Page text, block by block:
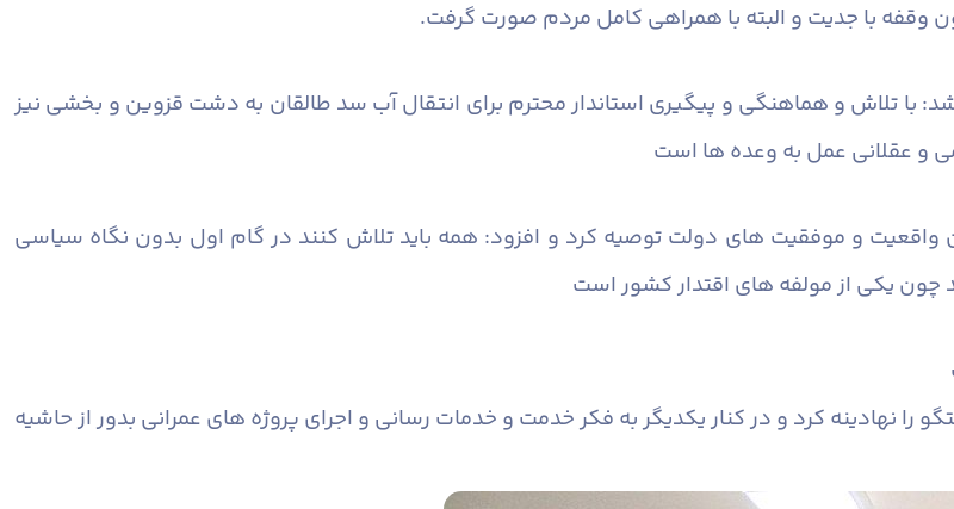
وقفه با جدیت و البته با همراهی کامل مردم صورت گرفت.
با تلاش و هماهنگی و پیگیری استاندار محترم برای انتقال آب سد طالقان به دشت قزوین و بخشی نیز
واقعیت و موفقیت های دولت توصیه کرد و افزود: همه باید تلاش کنند در گام اول بدون نگاه سیاسی
چون یکی از مولفه های اقتدار کشور است
نهادینه کرد و در کنار یکدیگر به فکر خدمت و خدمات رسانی و اجرای پروژه های عمرانی بدور از حاشیه